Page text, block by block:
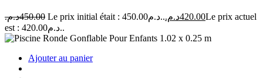
450.00د.م. Le prix initial était : 450.00د.م.. 420.00د.م.
Le prix actuel
est : 420.00د.م..
Ajouter au panier